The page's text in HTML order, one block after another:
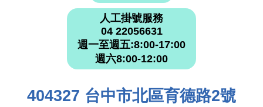
人工掛號服務
04 22056631
週一至週五:8:00-17:00
週六8:00-12:00
404327 台中市北區育德路2號